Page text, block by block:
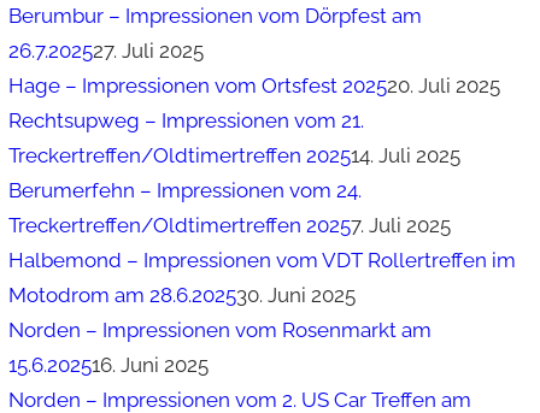
Berumbur – Impressionen vom Dörpfest am
26.7.202527. Juli 2025
Hage – Impressionen vom Ortsfest 202520. Juli 2025
Rechtsupweg – Impressionen vom 21.
Treckertreffen/Oldtimertreffen 202514. Juli 2025
Berumerfehn – Impressionen vom 24.
Treckertreffen/Oldtimertreffen 20257. Juli 2025
Halbemond – Impressionen vom VDT Rollertreffen im
Motodrom am 28.6.202530. Juni 2025
Norden – Impressionen vom Rosenmarkt am
15.6.202516. Juni 2025
Norden – Impressionen vom 2. US Car Treffen am